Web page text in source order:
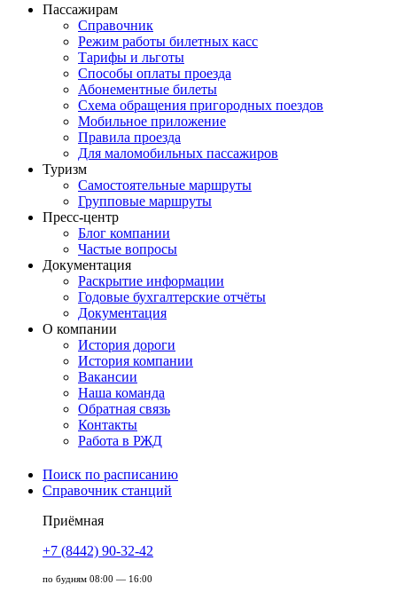
Пассажирам
Справочник
Режим работы билетных касс
Тарифы и льготы
Способы оплаты проезда
Абонементные билеты
Схема обращения пригородных поездов
Мобильное приложение
Правила проезда
Для маломобильных пассажиров
Туризм
Самостоятельные маршруты
Групповые маршруты
Пресс-центр
Блог компании
Частые вопросы
Документация
Раскрытие информации
Годовые бухгалтерские отчёты
Документация
О компании
История дороги
История компании
Вакансии
Наша команда
Обратная связь
Контакты
Работа в РЖД
Поиск по расписанию
Справочник станций
Приёмная
+7 (8442) 90-32-42
по будням 08:00 — 16:00